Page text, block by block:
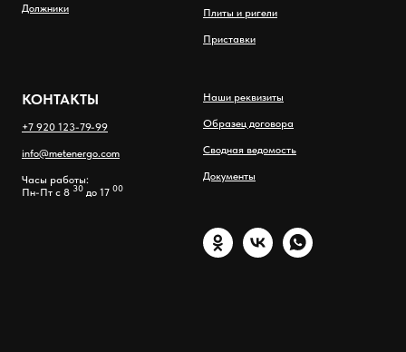
Должники Плиты и ригели
Приставки
КОНТАКТЫ
+7 920 123-79-99
info@metenergo.com
Часы работы:
Пн-Пт с 8 30 до 17 00
Наши реквизиты
Образец договора
Сводная ведомость
Документы